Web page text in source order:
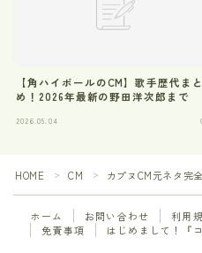
【角ハイボールのCM】歌手歴代まと
め！2026年最新の野田洋次郎まで
2026.05.04
HOME ＞ CM ＞ カプヌCM元ネタ完
ホーム お問い合わせ
利用
免責事項
はじめまして！『